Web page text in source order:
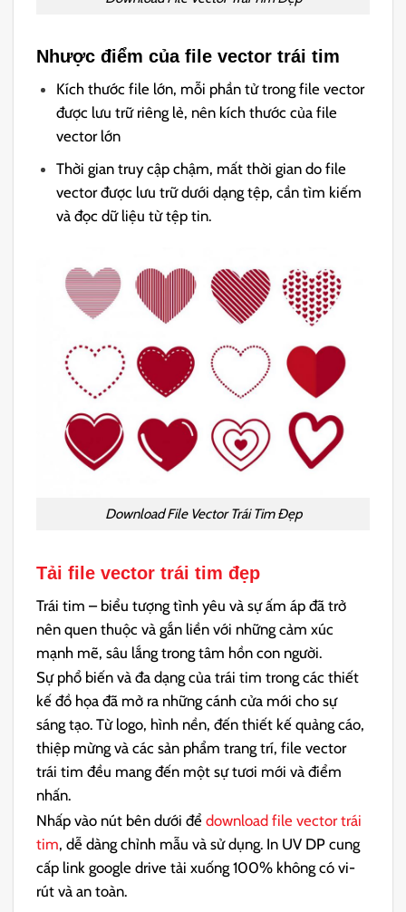
Nhược điểm của file vector trái tim
Kích thước file lớn, mỗi phần tử trong file vector
được lưu trữ riêng lẻ, nên kích thước của file
vector lớn
Thời gian truy cập chậm, mất thời gian do file
vector được lưu trữ dưới dạng tệp, cần tìm kiếm
và đọc dữ liệu từ tệp tin.
Download File Vector Trái Tim Đẹp
Tải file vector trái tim đẹp
Trái tim – biểu tượng tình yêu và sự ấm áp đã trở
nên quen thuộc và gắn liền với những cảm xúc
mạnh mẽ, sâu lắng trong tâm hồn con người.
Sự phổ biến và đa dạng của trái tim trong các thiết
kế đồ họa đã mở ra những cánh cửa mới cho sự
sáng tạo. Từ logo, hình nền, đến thiết kế quảng cáo,
thiệp mừng và các sản phẩm trang trí, file vector
trái tim đều mang đến một sự tươi mới và điểm
nhấn.
Nhấp vào nút bên dưới đểdownload file vector trái
tim, dễ dàng chỉnh mẫu và sử dụng. In UV DP cung
cấp link google drive tải xuống 100% không có vi-
rút và an toàn.